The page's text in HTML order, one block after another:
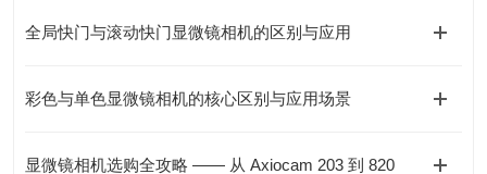
全局快门与滚动快门显微镜相机的区别与应用
彩色与单色显微镜相机的核心区别与应用场景
显微镜相机选购全攻略 —— 从 Axiocam 203 到 820